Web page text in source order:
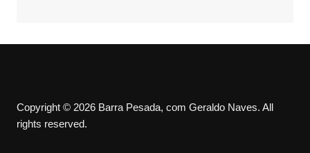
Copyright © 2026 Barra Pesada, com Geraldo Naves. All
rights reserved.